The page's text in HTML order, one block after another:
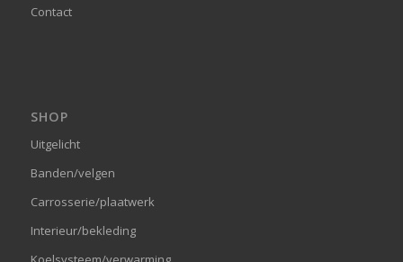
Contact
SHOP
Uitgelicht
Banden/velgen
Carrosserie/plaatwerk
Interieur/bekleding